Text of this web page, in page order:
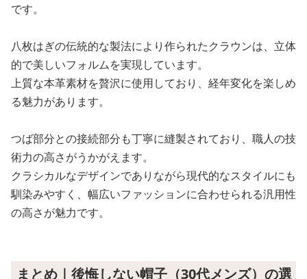
です。
八枚はぎの伝統的な製法により作られたクラウンは、立体
的で美しいフォルムを実現しています。
上質な本革素材を贅沢に使用しており、経年変化を楽しめ
る魅力があります。
つば部分との接続部分も丁寧に縫製されており、職人の技
術力の高さがうかがえます。
クラシカルなデザインでありながら現代的なスタイルにも
馴染みやすく、幅広いファッションに合わせられる汎用性
の高さが魅力です。
まとめ｜後悔しない帽子（30代メンズ）の選